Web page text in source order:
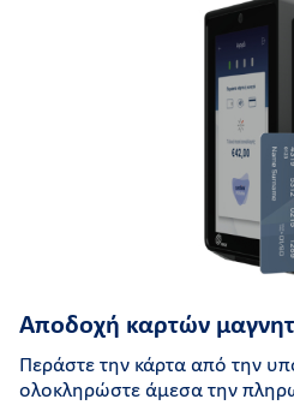
Αποδοχή καρτών
Περάστε την κάρτα από την
ολοκληρώστε άμεσα την